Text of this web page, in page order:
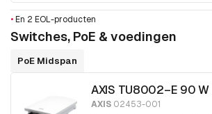
• En 2 EOL-producten
Switches, PoE & voedingen
PoE Midspan
AXIS TU8002–E 90 W
AXIS 02453-001